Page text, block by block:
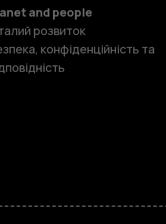
and people
розвиток
конфіденційність та